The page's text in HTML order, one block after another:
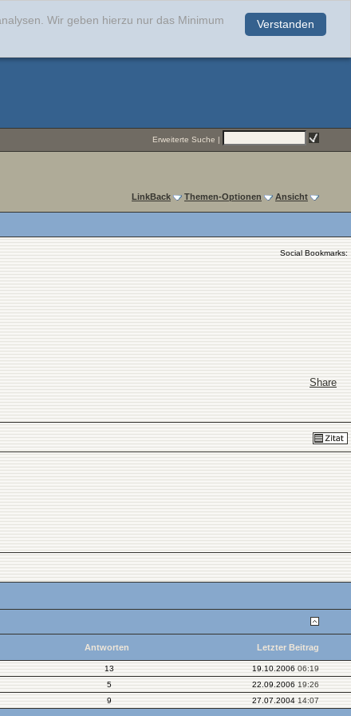
Verstanden
Wir geben hierzu nur das Minimum
Erweiterte Suche |
LinkBack Themen-Optionen Ansicht
Social Bookmarks:
Share
Antworten Letzter Beitrag
13 19.10.2006 06:19
5 22.09.2006 19:26
9 27.07.2004 14:07